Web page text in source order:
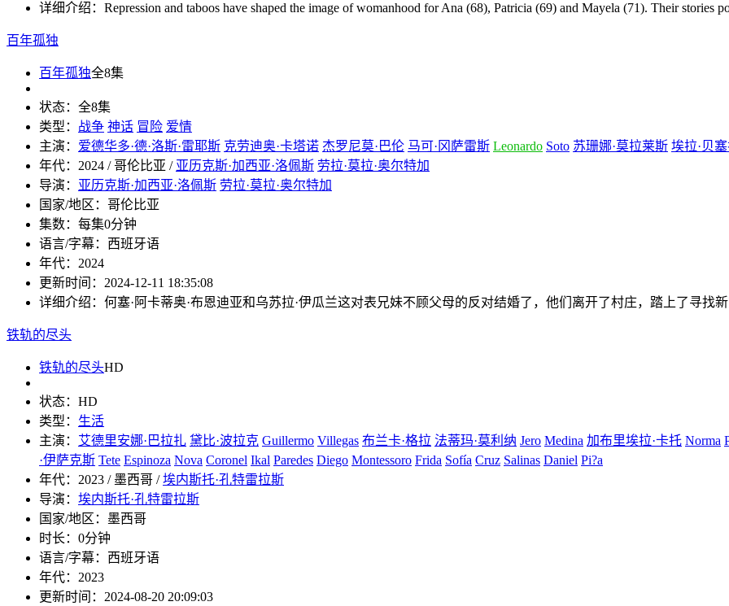
详细介绍： Repression and taboos have shaped the image of womanhood for Ana (68), Patricia (69) and Mayela (71). Their stories
百年孤独
百年孤独全8集
状态： 全8集
类型： 战争 神话 冒险 爱情
主演： 爱德华多·德·洛斯·雷耶斯 克劳迪奥·卡塔诺 杰罗尼莫·巴伦 马可·冈萨雷斯 Leonardo Soto 苏珊娜·莫拉莱斯 埃拉·贝
年代： 2024 / 哥伦比亚 / 亚历克斯·加西亚·洛佩斯 劳拉·莫拉·奥尔特加
导演： 亚历克斯·加西亚·洛佩斯 劳拉·莫拉·奥尔特加
国家/地区： 哥伦比亚
集数： 每集0分钟
语言/字幕： 西班牙语
年代： 2024
更新时间： 2024-12-11 18:35:08
详细介绍： 何塞·阿卡蒂奥·布恩迪亚和乌苏拉·伊瓜兰这对表兄妹不顾父母的反对结婚了，他们离开了村庄，踏上了寻
铁轨的尽头
铁轨的尽头HD
状态： HD
类型： 生活
主演： 艾德里安娜·巴拉扎 黛比·波拉克 Guillermo Villegas 布兰卡·格拉 法蒂玛·莫利纳 Jero Medina 加布里埃拉·卡托 Norma
·伊萨克斯 Tete Espinoza Nova Coronel Ikal Paredes Diego Montessoro Frida Sofía Cruz Salinas Daniel Pi?a
年代： 2023 / 墨西哥 /埃内斯托·孔特雷拉斯
导演： 埃内斯托·孔特雷拉斯
国家/地区： 墨西哥
时长： 0分钟
语言/字幕： 西班牙语
年代： 2023
更新时间： 2024-08-20 20:09:03